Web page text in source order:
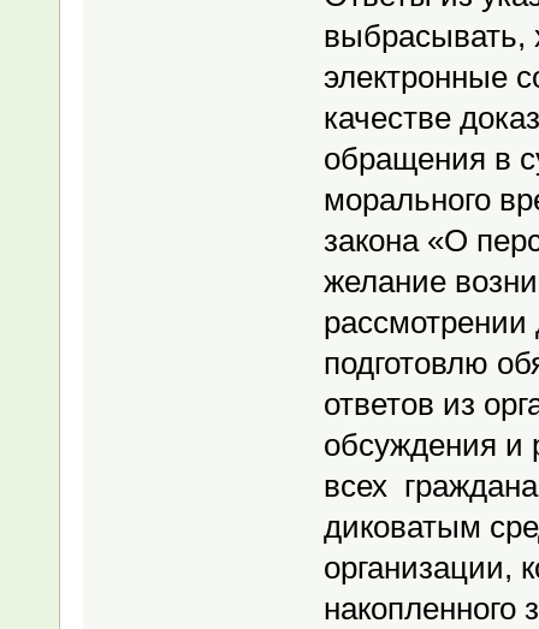
выбрасывать,
электронные
качестве
обращения в
морального
закона «О
желание
рассмотрении
подготовлю
ответов из
обсуждения и
всех
диковатым
организации,
накопленного